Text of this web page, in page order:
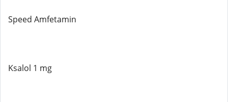
Speed ​​Amfetamin
Ksalol 1 mg